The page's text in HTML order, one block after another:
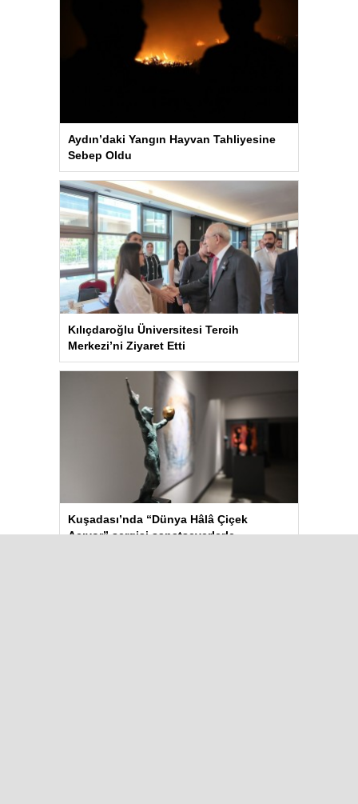
Aydın’daki Yangın Hayvan Tahliyesine
Sebep Oldu
Kılıçdaroğlu Üniversitesi Tercih
Merkezi’ni Ziyaret Etti
Kuşadası’nda “Dünya Hâlâ Çiçek
Açıyor” sergisi sanatseverlerle